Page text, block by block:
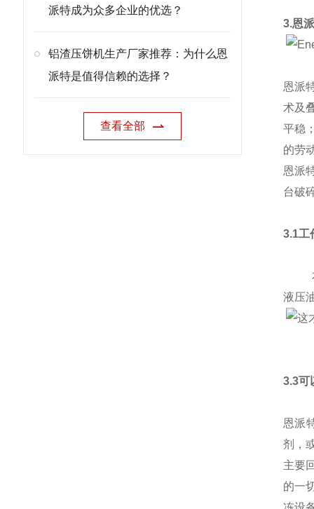
派特成为众多企业的优选？
铝渣压饼机生产厂家推荐：为什么恩
派特是值得信赖的选择？
查看全部
3.恩
恩派
术及
平稳
的劳
恩派
台破
3.1工
本
液压
3.3可
恩派
剂，
主要
的一